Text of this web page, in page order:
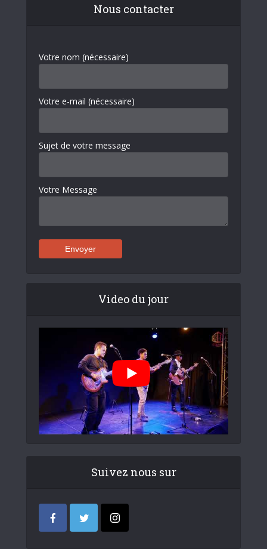
Nous contacter
Votre nom (nécessaire)
Votre e-mail (nécessaire)
Sujet de votre message
Votre Message
Video du jour
Suivez nous sur